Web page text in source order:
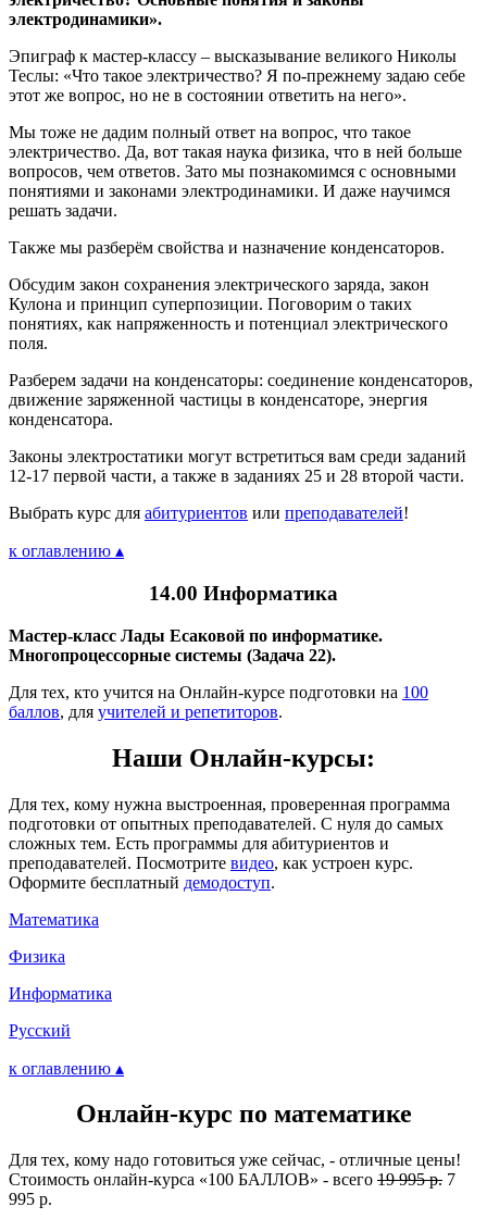
электродинамики».
Эпиграф к мастер-классу – высказывание великого Николы
Теслы: «Что такое электричество? Я по-прежнему задаю себе
этот же вопрос, но не в состоянии ответить на него».
Мы тоже не дадим полный ответ на вопрос, что такое
электричество. Да, вот такая наука физика, что в ней больше
вопросов, чем ответов. Зато мы познакомимся с основными
понятиями и законами электродинамики. И даже научимся
решать задачи.
Также мы разберём свойства и назначение конденсаторов.
Обсудим закон сохранения электрического заряда, закон
Кулона и принцип суперпозиции. Поговорим о таких
понятиях, как напряженность и потенциал электрического
поля.
Разберем задачи на конденсаторы: соединение конденсаторов,
движение заряженной частицы в конденсаторе, энергия
конденсатора.
Законы электростатики могут встретиться вам среди заданий
12-17 первой части, а также в заданиях 25 и 28 второй части.
Выбрать курс для абитуриентов или преподавателей!
к оглавлению ▴
14.00 Информатика
Мастер-класс Лады Есаковой по информатике.
Многопроцессорные системы (Задача 22).
Для тех, кто учится на Онлайн-курсе подготовки на 100
баллов, для учителей и репетиторов.
Наши Онлайн-курсы:
Для тех, кому нужна выстроенная, проверенная программа
подготовки от опытных преподавателей. С нуля до самых
сложных тем. Есть программы для абитуриентов и
преподавателей. Посмотрите видео, как устроен курс.
Оформите бесплатный демодоступ.
Математика
Физика
Информатика
Русский
к оглавлению ▴
Онлайн-курс по математике
Для тех, кому надо готовиться уже сейчас, - отличные цены!
Стоимость онлайн-курса «100 БАЛЛОВ» - всего 19 995 р. 7
995 р.